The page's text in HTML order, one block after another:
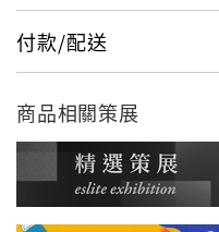
付款/配送
商品相關策展